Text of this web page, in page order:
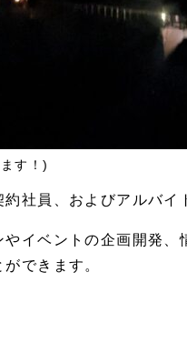
す！)
社員、およびアルバイ
イベントの企画開発、
できます。